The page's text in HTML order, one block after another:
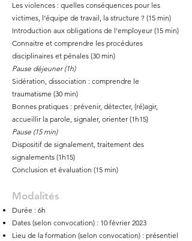
Les violences : quelles conséquences pour les
victimes, l’équipe de travail, la structure ? (15 min)
Introduction aux obligations de l'employeur (15 min)
Connaitre et comprendre les procédures
disciplinaires et pénales (30 min)
Pause déjeuner (1h)
Sidération, dissociation : comprendre le
traumatisme (30 min)
Bonnes pratiques : prévenir, détecter, (ré)agir,
accueillir la parole, signaler, orienter (1h15)
Pause (15 min)
Dispositif de signalement, traitement des
signalements (1h15)
Conclusion et évaluation (15 min)
Modalités
Durée : 6h
Dates (selon convocation) : 10 février 2023
Lieu de la formation (selon convocation) : présentiel